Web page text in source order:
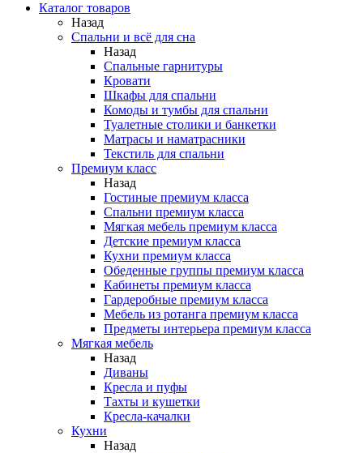
Каталог товаров
Назад
Спальни и всё для сна
Назад
Спальные гарнитуры
Кровати
Шкафы для спальни
Комоды и тумбы для спальни
Туалетные столики и банкетки
Матрасы и наматрасники
Текстиль для спальни
Премиум класс
Назад
Гостиные премиум класса
Спальни премиум класса
Мягкая мебель премиум класса
Детские премиум класса
Кухни премиум класса
Обеденные группы премиум класса
Кабинеты премиум класса
Гардеробные премиум класса
Мебель из ротанга премиум класса
Предметы интерьера премиум класса
Мягкая мебель
Назад
Диваны
Кресла и пуфы
Тахты и кушетки
Кресла-качалки
Кухни
Назад